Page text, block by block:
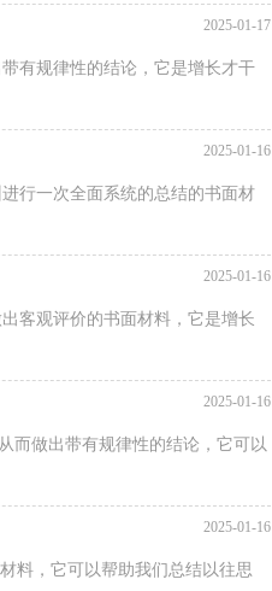
2025-01-17
有规律性的结论，它是增长才干
2025-01-16
行一次全面系统的总结的书面材
2025-01-16
客观评价的书面材料，它是增长
2025-01-16
而做出带有规律性的结论，它可以
2025-01-16
料，它可以帮助我们总结以往思